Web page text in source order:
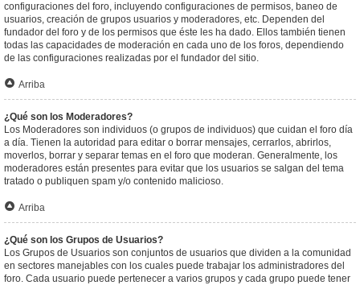
configuraciones del foro, incluyendo configuraciones de permisos, baneo de
usuarios, creación de grupos usuarios y moderadores, etc. Dependen del
fundador del foro y de los permisos que éste les ha dado. Ellos también tienen
todas las capacidades de moderación en cada uno de los foros, dependiendo
de las configuraciones realizadas por el fundador del sitio.
Arriba
¿Qué son los Moderadores?
Los Moderadores son individuos (o grupos de individuos) que cuidan el foro día
a día. Tienen la autoridad para editar o borrar mensajes, cerrarlos, abrirlos,
moverlos, borrar y separar temas en el foro que moderan. Generalmente, los
moderadores están presentes para evitar que los usuarios se salgan del tema
tratado o publiquen spam y/o contenido malicioso.
Arriba
¿Qué son los Grupos de Usuarios?
Los Grupos de Usuarios son conjuntos de usuarios que dividen a la comunidad
en sectores manejables con los cuales puede trabajar los administradores del
foro. Cada usuario puede pertenecer a varios grupos y cada grupo puede tener